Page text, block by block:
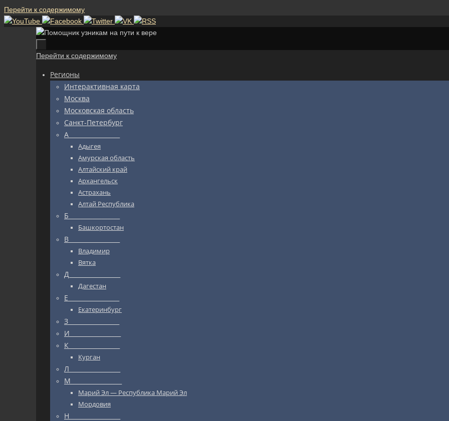
Перейти к содержимому
Перейти к содержимому
Регионы
Интерактивная карта
Москва
Московская область
Санкт-Петербург
А_________________
Адыгея
Амурская область
Алтайский край
Архангельск
Астрахань
Алтай Республика
Б_________________
Башкортостан
В_________________
Владимир
Вятка
Д_________________
Дагестан
Е_________________
Екатеринбург
З_________________
И_________________
К_________________
Курган
Л_________________
М_________________
Марий Эл — Республика Марий Эл
Мордовия
Н_________________